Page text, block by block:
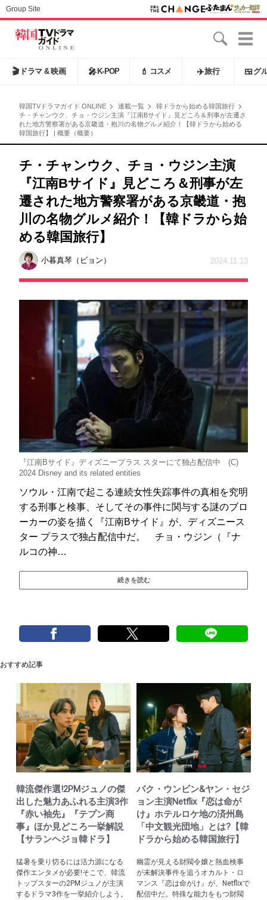
Group Site
🎬 ドラマ & 映画 🎤 K-POP 💄 コスメ ✈️旅行 🍱 グ
韓国TVドラマガイド ONLINE 連載一覧
韓ドラから始める韓国旅行
チ・チャンウク、チョ・ウジン主演『江南Bサイド』見どころ＆刑事が左遷さ
れた地方警察署がある京畿道・抱川の名物グルメ紹介！【韓ドラから始める
韓国旅行】 | 概要（概要）
チ・チャンウク、チョ・ウジン主演
『江南Bサイド』見どころ＆刑事が左
遷された地方警察署がある京畿道・抱
川の名物グルメ紹介！【韓ドラから始
める韓国旅行】
小暮真琴（ビョン） 2024.11.13
『江南Bサイド』ディズニープラス スターにて独占配信中 (C)
2024 Disney and its related entities
ソウル・江南で起こる連続女性失踪事件の真相を究明
する刑事と検事、そしてその事件に関与する謎のブロ
ーカーの姿を描く『江南Bサイド』が、ディズニース
ター プラスで独占配信中だ。 チョ・ウジン（『ナ
ルコの神…
続きを読む
おすすめ記事
韓流傑作選!2PMジュノの傑
出した魅力あふれる主演3作
『赤い袖先』『テプン商
事』ほか見どころ一挙解説
【サランヘジョ韓ドラ】
猛暑を乗り切るには活力源になる
傑作エンタメが必要!そこで、韓流
トップスターの2PMジュノが主演
するドラマ3作を一挙紹介しよう。
パク・ウンビン&ヤン・セジ
ョン主演Netflix『恋は命が
け』ホテルロケ地の済州島
「中文観光団地」とは?【韓
ドラから始める韓国旅行】
幽霊が見える財閥令嬢と熱血検事
が未解決事件を追うオカルト・ロ
マンス『恋は命がけ』が、Netflixで
配信中だ。特殊な能力をもつ財閥